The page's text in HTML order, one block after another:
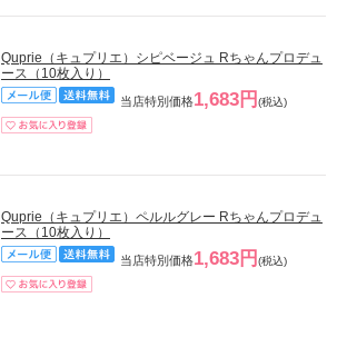
Quprie（キュプリエ）シピベージュ Rちゃんプロデュ
ース（10枚入り）
当店特別価格1,683円 (税込)
Quprie（キュプリエ）ペルルグレー Rちゃんプロデュ
ース（10枚入り）
当店特別価格1,683円 (税込)